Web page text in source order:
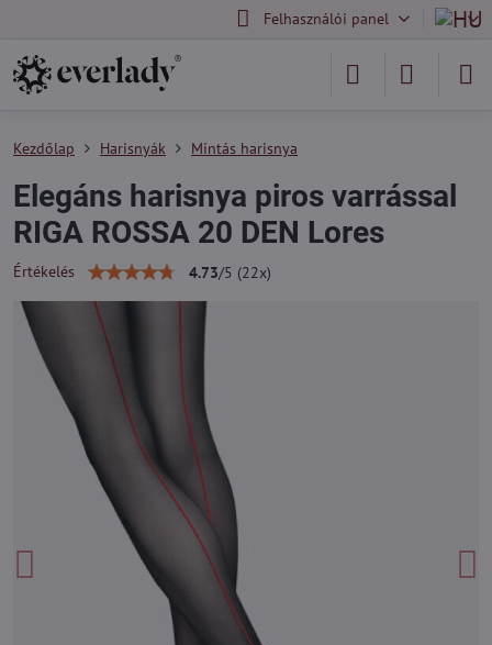
Felhasználói panel
Kezdőlap Harisnyák Mintás harisnya
Elegáns harisnya piros varrással
RIGA ROSSA 20 DEN Lores
Értékelés 4.73/5 (22x)